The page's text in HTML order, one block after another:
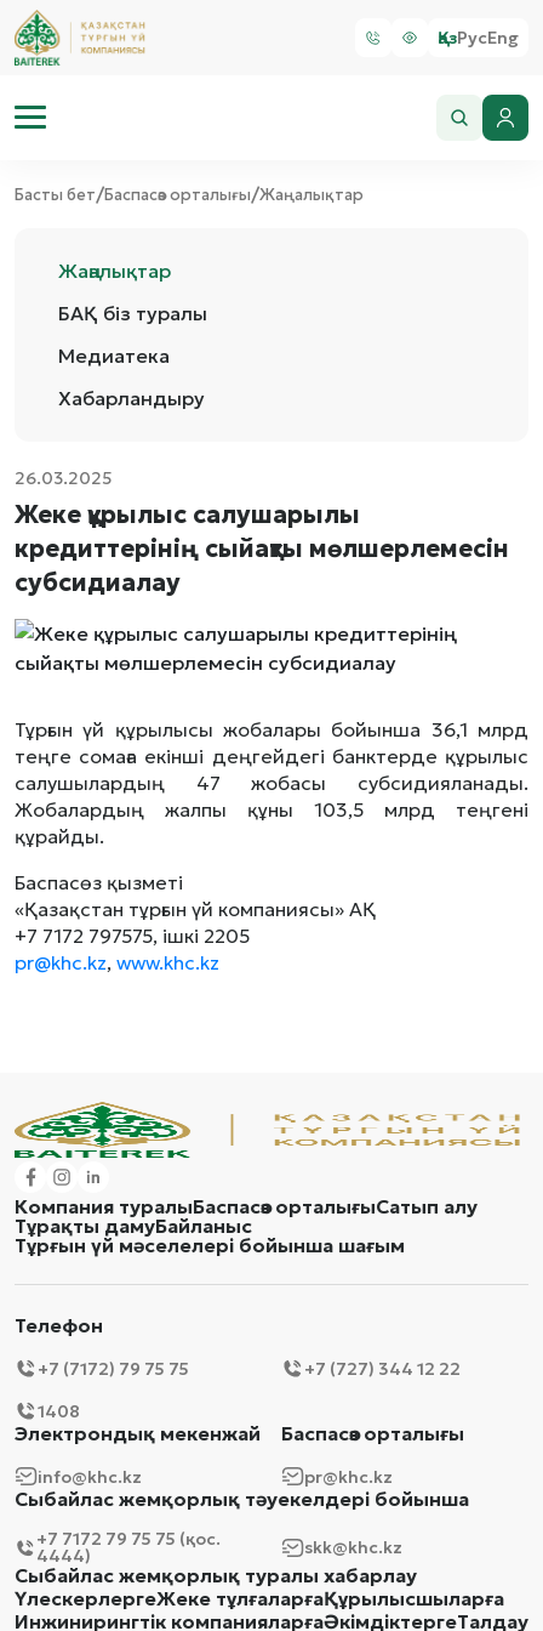
ҚазРусEng
Басты бет/Баспасөз орталығы/Жаңалықтар
Жаңалықтар
БАҚ біз туралы
Медиатека
Хабарландыру
26.03.2025
Жеке құрылыс салушарылы
кредиттерінің сыйақты мөлшерлемесін
субсидиалау
Тұрғын үй құрылысы жобалары бойынша 36,1 млрд
теңге сомаға екінші деңгейдегі банктерде құрылыс
салушылардың 47 жобасы субсидияланады.
Жобалардың жалпы құны 103,5 млрд теңгені
құрайды.
Баспасөз қызметі
«Қазақстан тұрғын үй компаниясы» АҚ
+7 7172 797575, ішкі 2205
pr@khc.kz, www.khc.kz
Компания туралыБаспасөз орталығыСатып алу
Тұрақты дамуБайланыс
Тұрғын үй мәселелері бойынша шағым
Телефон
+7 (7172) 79 75 75
+7 (727) 344 12 22
1408
Электрондық мекенжай
info@khc.kz
Баспасөз орталығы
pr@khc.kz
Сыбайлас жемқорлық тәуекелдері бойынша
+7 7172 79 75 75 (қос.
4444) skk@khc.kz
Сыбайлас жемқорлық туралы хабарлау
ҮлескерлергеЖеке тұлғаларғаҚұрылысшыларға
Инжинирингтік компанияларғаӘкімдіктергеТалдау